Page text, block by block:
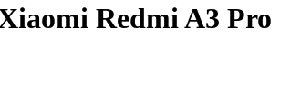
Redmi A3 Pro